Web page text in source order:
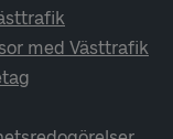
med Västtrafik